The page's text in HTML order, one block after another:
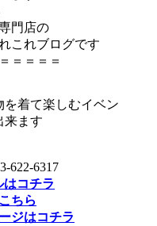
門店の
これブログです
＝＝＝＝
着て楽しむイベン
来ます
622-6317
コチラ
ちら
ジはコチラ